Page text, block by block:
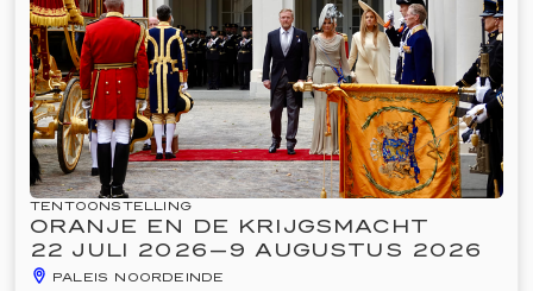
TENTOONSTELLING
ORANJE EN DE KRIJGSMACHT
22 JULI 2026 — 9 AUGUSTUS 2026
PALEIS NOORDEINDE